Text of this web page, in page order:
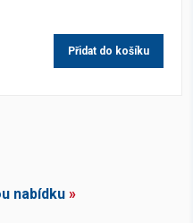
Přidat do košíku
nabídku»